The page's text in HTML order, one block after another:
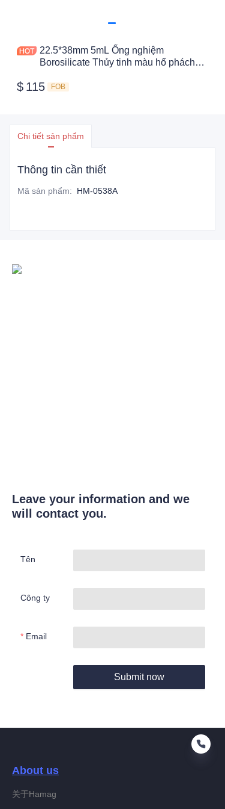
22.5*38mm 5mL Ống nghiệm
Borosilicate Thủy tinh màu hổ phách
$ 115 FOB
Chi tiết sản phẩm
Thông tin cần thiết
Mã sản phẩm: HM-0538A
Leave your information and we
will contact you.
Tên
Công ty
Email
Submit now
About us
关于Hamag